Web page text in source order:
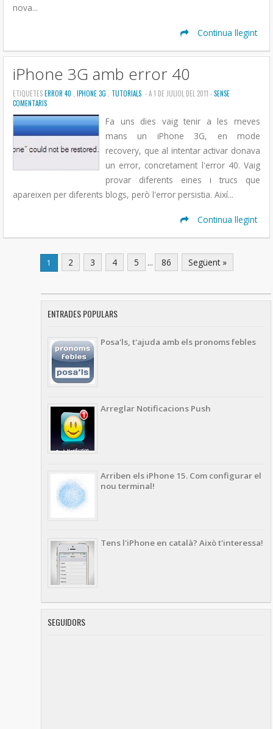
nova...
Continua llegint
iPhone 3G amb error 40
ETIQUETESERROR 40 , IPHONE 3G , TUTORIALS - A 1 DE JULIOL DEL 2011 -SENSE
COMENTARIS
Fa uns dies vaig tenir a les meves
mans un iPhone 3G, en mode
recovery, que al intentar activar donava
un error, concretament l'error 40. Vaig
provar diferents eines i trucs que
apareixen per diferents blogs, però l'error persistia. Així...
Continua llegint
1 2 3 4 5 ... 86 Següent »
ENTRADES POPULARS
Posa'ls, t'ajuda amb els pronoms febles
Arreglar Notificacions Push
Arriben els iPhone 15. Com configurar el
nou terminal!
Tens l'iPhone en català? Això t'interessa!
SEGUIDORS